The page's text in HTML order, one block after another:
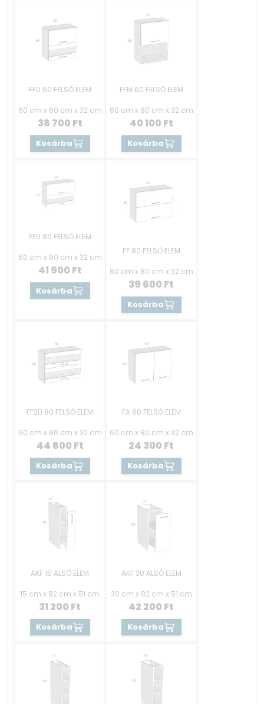
FFÜ 60 FELSŐ ELEM
60 cm x 60 cm x 32 cm
38 700 Ft
Kosárba
FFM 60 FELSŐ ELEM
60 cm x 80 cm x 32 cm
40 100 Ft
Kosárba
FFÜ 80 FELSŐ ELEM
60 cm x 80 cm x 32 cm
41 900 Ft
Kosárba
FF 80 FELSŐ ELEM
60 cm x 80 cm x 32 cm
39 600 Ft
Kosárba
FF2Ü 80 FELSŐ ELEM
60 cm x 80 cm x 32 cm
44 800 Ft
Kosárba
FA 80 FELSŐ ELEM
60 cm x 80 cm x 32 cm
24 300 Ft
Kosárba
AKF 15 ALSÓ ELEM
15 cm x 82 cm x 51 cm
31 200 Ft
Kosárba
AKF 30 ALSÓ ELEM
30 cm x 82 cm x 51 cm
42 200 Ft
Kosárba